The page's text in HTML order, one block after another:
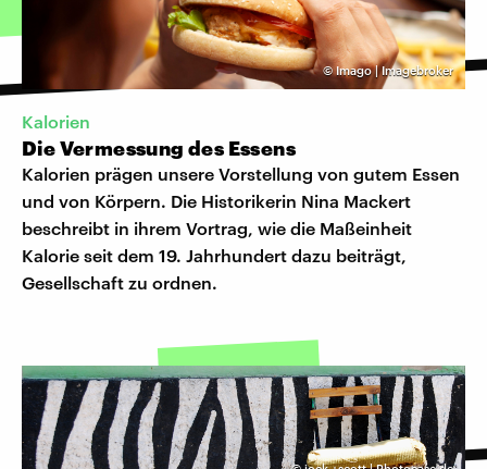
©Imago | Imagebroker
Kalorien
Die Vermessung des Essens
Kalorien prägen unsere Vorstellung von gutem Essen
und von Körpern. Die Historikerin Nina Mackert
beschreibt in ihrem Vortrag, wie die Maßeinheit
Kalorie seit dem 19. Jahrhundert dazu beiträgt,
Gesellschaft zu ordnen.